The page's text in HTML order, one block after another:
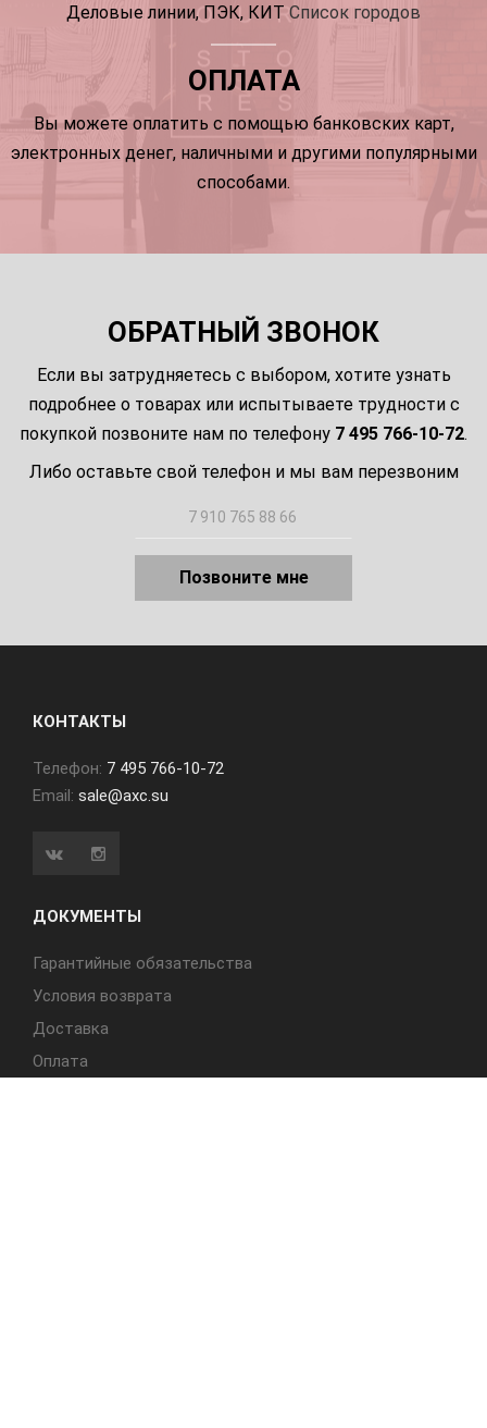
Деловые линии, ПЭК, КИТ Список городов
ОПЛАТА
Вы можете оплатить с помощью банковских карт,
электронных денег, наличными и другими популярными
способами.
ОБРАТНЫЙ ЗВОНОК
Если вы затрудняетесь с выбором, хотите узнать
подробнее о товарах или испытываете трудности с
покупкой позвоните нам по телефону 7 495 766-10-72.
Либо оставьте свой телефон и мы вам перезвоним
Позвоните мне
КОНТАКТЫ
Телефон: 7 495 766-10-72
Email: sale@axc.su
ДОКУМЕНТЫ
Гарантийные обязательства
Условия возврата
Доставка
Оплата